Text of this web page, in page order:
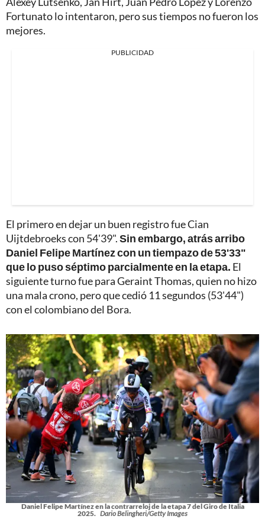
Fortunato lo intentaron, pero sus tiempos no fueron los
mejores.
PUBLICIDAD
El primero en dejar un buen registro fue Cian
Uijtdebroeks con 54'39".Sin embargo, atrás arribo
Daniel Felipe Martínez con un tiempazo de 53'33"
que lo puso séptimo parcialmente en la etapa. El
siguiente turno fue para Geraint Thomas, quien no hizo
una mala crono, pero que cedió 11 segundos (53'44")
con el colombiano del Bora.
Daniel Felipe Martínez en la contrarreloj de la etapa 7 del Giro de Italia
2025. Dario Belingheri/Getty Images